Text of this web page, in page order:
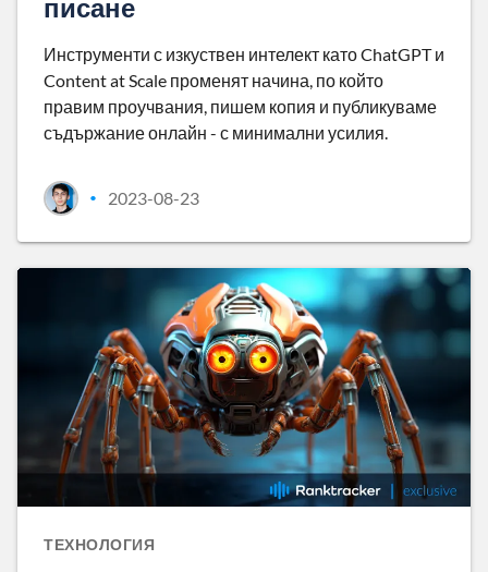
писане
Инструменти с изкуствен интелект като ChatGPT и
Content at Scale променят начина, по който
правим проучвания, пишем копия и публикуваме
съдържание онлайн - с минимални усилия.
• 2023-08-23
ТЕХНОЛОГИЯ